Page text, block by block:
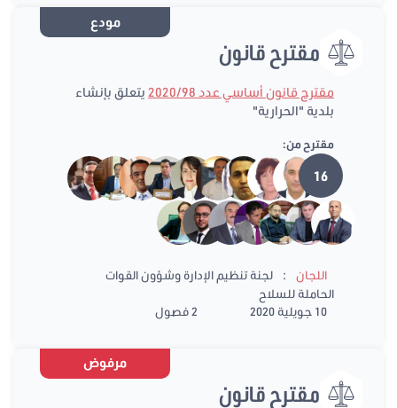
مودع
مقترح قانون
مقترح قانون أساسي عدد 2020/98
يتعلق بإنشاء
بلدية "الحرارية"
مقترح من:
16
اللجان :
لجنة تنظيم الإدارة وشؤون القوات
الحاملة للسلاح
10 جويلية 2020
2 فصول
مرفوض
مقترح قانون